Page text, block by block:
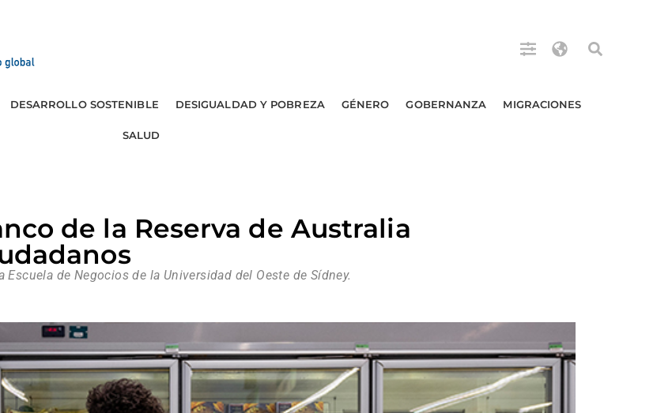
DESARROLLO SOSTENIBLE DESIGUALDAD Y POBREZA GÉNERO GOBERNANZA MIGRACIONES
SALUD
de la Reserva de Australia
de Negocios de la Universidad del Oeste de Sídney.